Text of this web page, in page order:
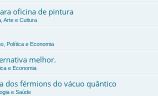
oficina de pintura
Arte e Cultura
Política e Economia
melhor.
e Economia
dos férmions do vácuo quântico
e Saúde